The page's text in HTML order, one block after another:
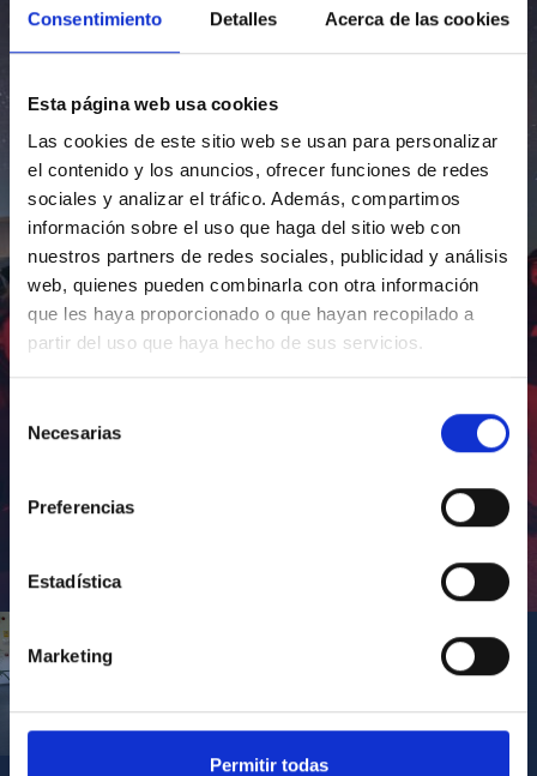
Consentimiento Detalles Acerca de las cookies
Esta página web usa cookies
Las cookies de este sitio web se usan para personalizar
el contenido y los anuncios, ofrecer funciones de redes
sociales y analizar el tráfico. Además, compartimos
información sobre el uso que haga del sitio web con
nuestros partners de redes sociales, publicidad y análisis
web, quienes pueden combinarla con otra información
que les haya proporcionado o que hayan recopilado a
partir del uso que haya hecho de sus servicios.
Necesarias
Preferencias
Estadística
Marketing
Permitir todas
Inauguración de CosmoLab 2023-2027
Visita del Presidente de Canarias al IACTEC